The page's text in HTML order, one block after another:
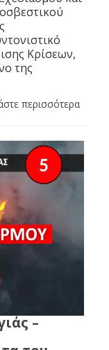
Κρίσεων,
της
περισσότερα
–